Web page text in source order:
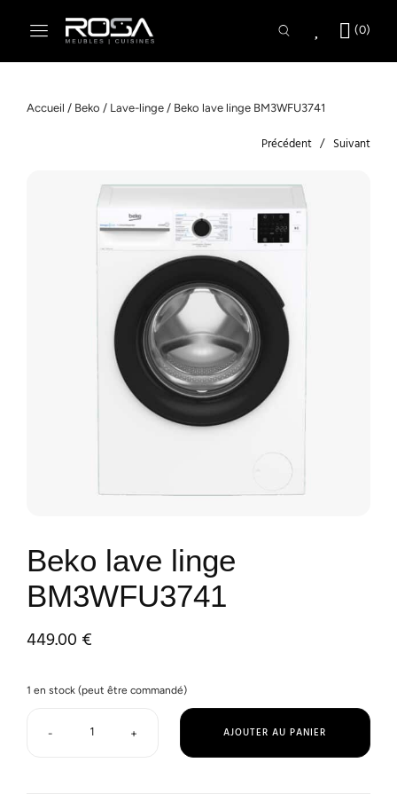
Accueil / Beko / Lave-linge / Beko lave linge BM3WFU3741
Précédent Suivant
Beko lave linge
BM3WFU3741
449.00 €
1 en stock (peut être commandé)
+
- AJOUTER AU PANIER